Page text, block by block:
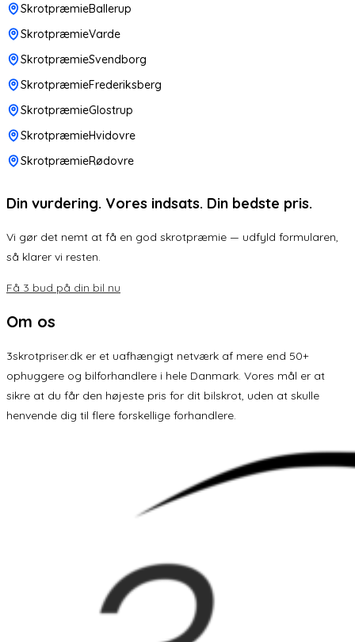
SkrotpræmieBallerup
SkrotpræmieVarde
SkrotpræmieSvendborg
SkrotpræmieFrederiksberg
SkrotpræmieGlostrup
SkrotpræmieHvidovre
SkrotpræmieRødovre
Din vurdering. Vores indsats. Din bedste pris.
Vi gør det nemt at få en god skrotpræmie — udfyld formularen,
så klarer vi resten.
Få 3 bud på din bil nu
Om os
3skrotpriser.dk er et uafhængigt netværk af mere end 50+
ophuggere og bilforhandlere i hele Danmark. Vores mål er at
sikre at du får den højeste pris for dit bilskrot, uden at skulle
henvende dig til flere forskellige forhandlere.